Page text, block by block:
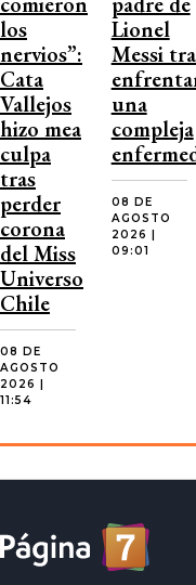
los
nervios”:
Cata
Vallejos
hizo mea
culpa
tras
perder
corona
del Miss
Universo
Chile
08 DE
AGOSTO
2026 |
11:54
Lionel
Messi
una
compleja
08 DE
AGOSTO
2026 |
09:01